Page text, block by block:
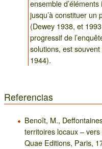
ensemble
jusqu’à constituer un
(Dewey 1938, et
progressif de
solutions, est
1944).
Referencias
Benoît, M.,
territoires locaux –
Quae Editions, Paris,